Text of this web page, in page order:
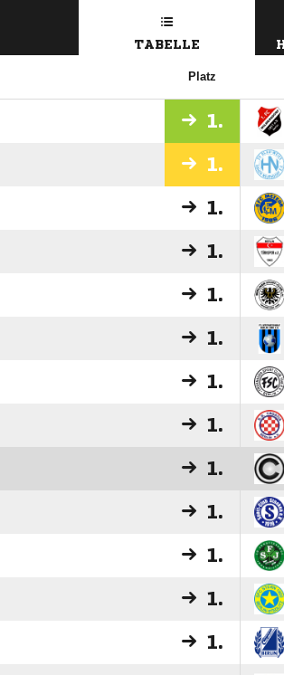
TABELLE
Platz
1.
1.
1.
1.
1.
1.
1.
1.
1.
1.
1.
1.
1.